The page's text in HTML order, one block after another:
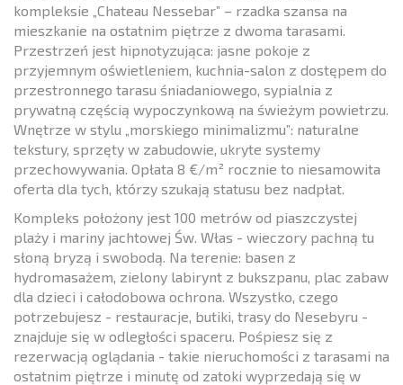
kompleksie „Chateau Nessebar” – rzadka szansa na
mieszkanie na ostatnim piętrze z dwoma tarasami.
Przestrzeń jest hipnotyzująca: jasne pokoje z
przyjemnym oświetleniem, kuchnia-salon z dostępem do
przestronnego tarasu śniadaniowego, sypialnia z
prywatną częścią wypoczynkową na świeżym powietrzu.
Wnętrze w stylu „morskiego minimalizmu”: naturalne
tekstury, sprzęty w zabudowie, ukryte systemy
przechowywania. Opłata 8 €/m² rocznie to niesamowita
oferta dla tych, którzy szukają statusu bez nadpłat.
Kompleks położony jest 100 metrów od piaszczystej
plaży i mariny jachtowej Św. Włas - wieczory pachną tu
słoną bryzą i swobodą. Na terenie: basen z
hydromasażem, zielony labirynt z bukszpanu, plac zabaw
dla dzieci i całodobowa ochrona. Wszystko, czego
potrzebujesz - restauracje, butiki, trasy do Nesebyru -
znajduje się w odległości spaceru. Pośpiesz się z
rezerwacją oglądania - takie nieruchomości z tarasami na
ostatnim piętrze i minutę od zatoki wyprzedają się w